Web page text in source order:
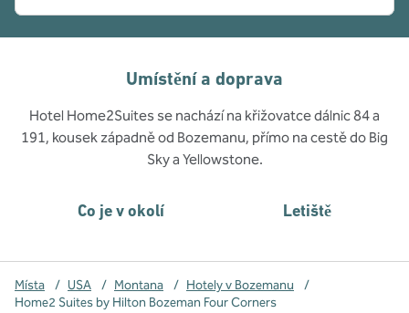
Umístění a doprava
Hotel Home2Suites se nachází na křižovatce dálnic 84 a
191, kousek západně od Bozemanu, přímo na cestě do Big
Sky a Yellowstone.
Co je v okolí Letiště
Místa / USA / Montana / Hotely v Bozemanu
/
Home2 Suites by Hilton Bozeman Four Corners